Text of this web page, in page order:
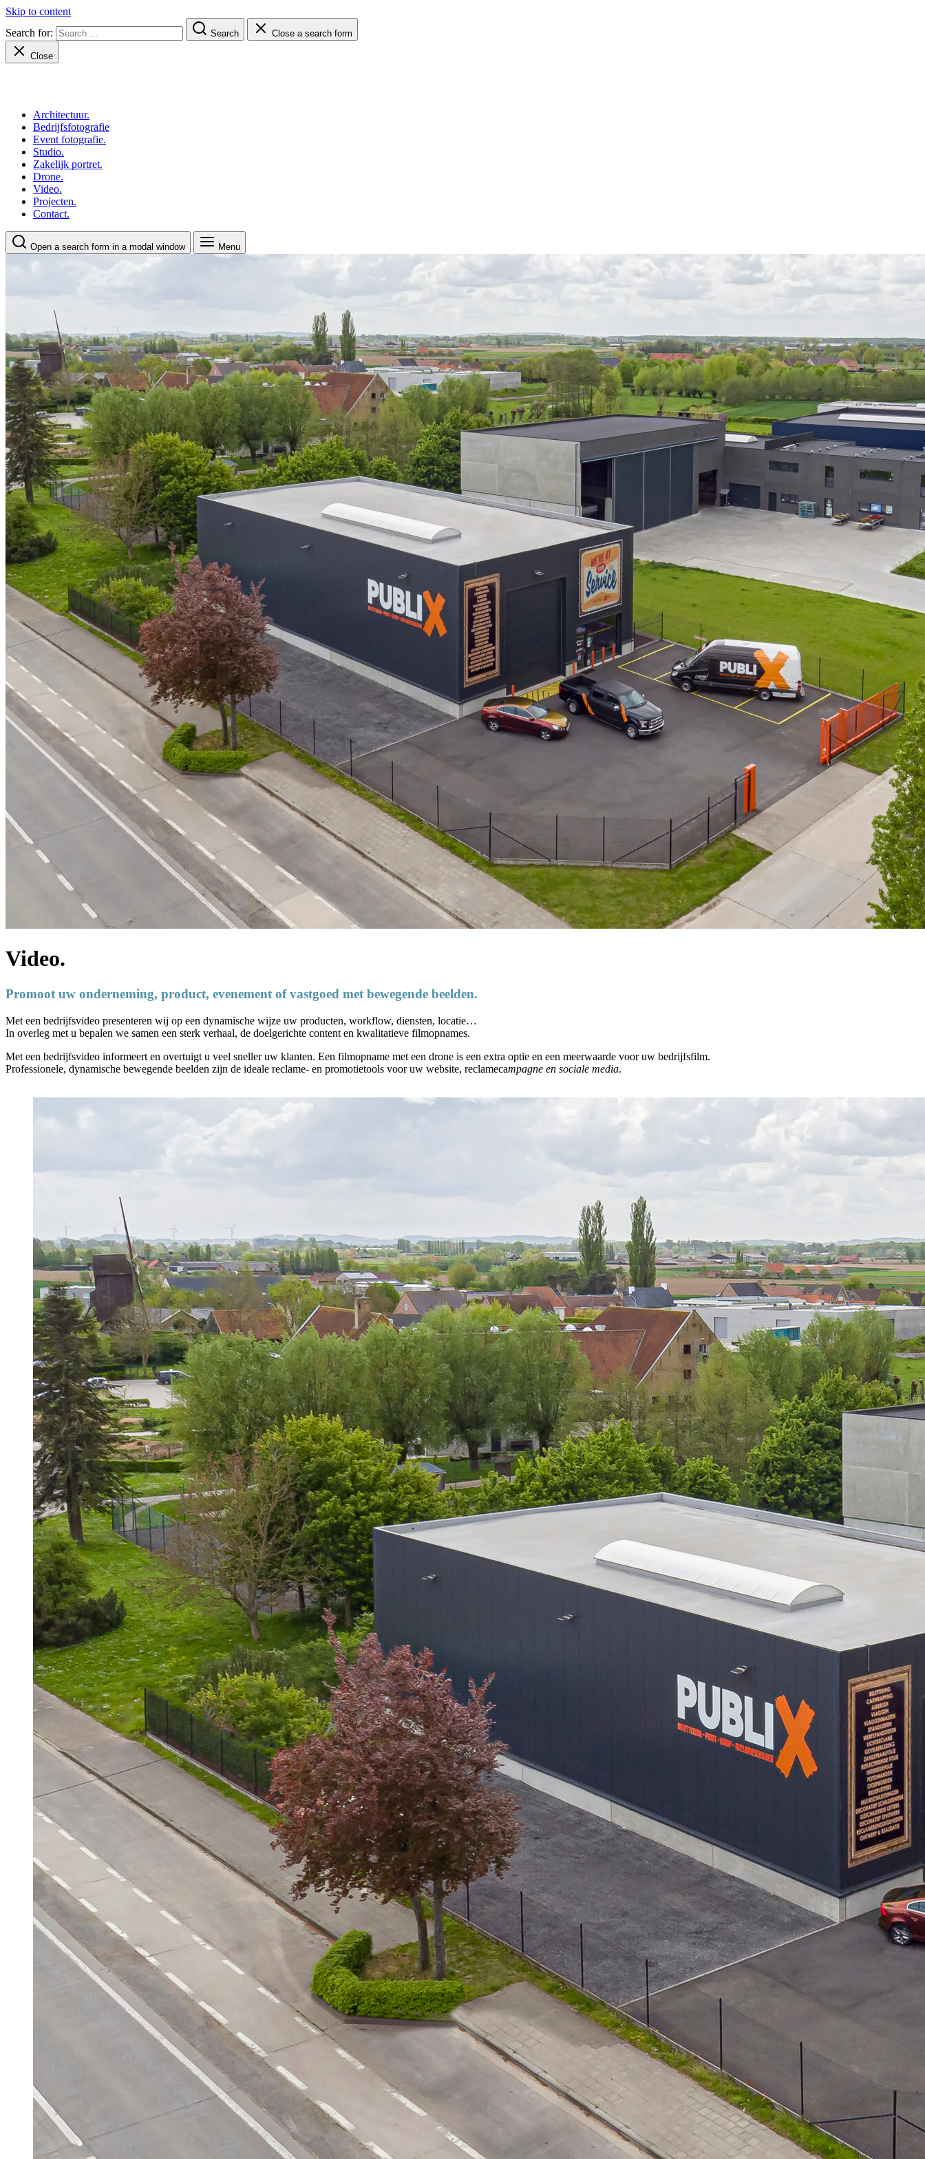
Skip to content
Search for:
Search Close a search form
Close
Bedrijfsfotografie Peter Stuijk
Professionele beelden voor uw bedrijf
Architectuur.
Bedrijfsfotografie
Event fotografie.
Studio.
Zakelijk portret.
Drone.
Video.
Projecten.
Contact.
Open a search form in a modal window Menu
Video.
Promoot uw onderneming, product, evenement of vastgoed met bewegende beelden.
Met een bedrijfsvideo presenteren wij op een dynamische wijze uw producten, workflow, diensten, locatie…
In overleg met u bepalen we samen een sterk verhaal, de doelgerichte content en kwalitatieve filmopnames.
Met een bedrijfsvideo informeert en overtuigt u veel sneller uw klanten. Een filmopname met een drone is een extra optie en een meerwaarde voor uw bedrijfsfilm.
Professionele, dynamische bewegende beelden zijn de ideale reclame- en promotietools voor uw website, reclamecampagne en sociale media.